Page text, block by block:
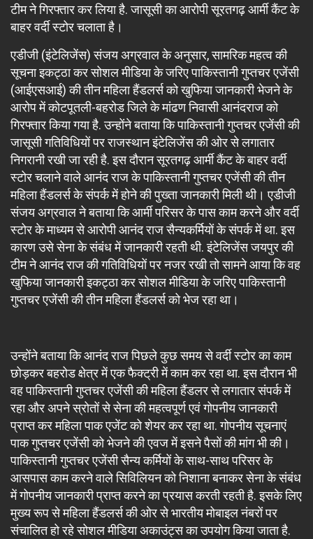
टीम ने गिरफ्तार कर लिया है. जासूसी का आरोपी सूरतगढ़ आर्मी कैंट के
बाहर वर्दी स्टोर चलाता है।
एडीजी (इंटेलिजेंस) संजय अग्रवाल के अनुसार, सामरिक महत्व की
सूचना इकट्ठा कर सोशल मीडिया के जरिए पाकिस्तानी गुप्तचर एजेंसी
(आईएसआई) की तीन महिला हैंडलर्स को खुफिया जानकारी भेजने के
आरोप में कोटपूतली-बहरोड जिले के मांढण निवासी आनंदराज को
गिरफ्तार किया गया है. उन्होंने बताया कि पाकिस्तानी गुप्तचर एजेंसी की
जासूसी गतिविधियों पर राजस्थान इंटेलिजेंस की ओर से लगातार
निगरानी रखी जा रही है. इस दौरान सूरतगढ़ आर्मी कैंट के बाहर वर्दी
स्टोर चलाने वाले आनंद राज के पाकिस्तानी गुप्तचर एजेंसी की तीन
महिला हैंडलर्स के संपर्क में होने की पुख्ता जानकारी मिली थी। एडीजी
संजय अग्रवाल ने बताया कि आर्मी परिसर के पास काम करने और वर्दी
स्टोर के माध्यम से आरोपी आनंद राज सैन्यकर्मियों के संपर्क में था. इस
कारण उसे सेना के संबंध में जानकारी रहती थी. इंटेलिजेंस जयपुर की
टीम ने आनंद राज की गतिविधियों पर नजर रखी तो सामने आया कि वह
खुफिया जानकारी इकट्ठा कर सोशल मीडिया के जरिए पाकिस्तानी
गुप्तचर एजेंसी की तीन महिला हैंडलर्स को भेज रहा था।
उन्होंने बताया कि आनंद राज पिछले कुछ समय से वर्दी स्टोर का काम
छोड़कर बहरोड क्षेत्र में एक फैक्ट्री में काम कर रहा था. इस दौरान भी
वह पाकिस्तानी गुप्तचर एजेंसी की महिला हैंडलर से लगातार संपर्क में
रहा और अपने स्रोतों से सेना की महत्वपूर्ण एवं गोपनीय जानकारी
प्राप्त कर महिला पाक एजेंट को शेयर कर रहा था. गोपनीय सूचनाएं
पाक गुप्तचर एजेंसी को भेजने की एवज में इसने पैसों की मांग भी की।
पाकिस्तानी गुप्तचर एजेंसी सैन्य कर्मियों के साथ-साथ परिसर के
आसपास काम करने वाले सिविलियन को निशाना बनाकर सेना के संबंध
में गोपनीय जानकारी प्राप्त करने का प्रयास करती रहती है. इसके लिए
मुख्य रूप से महिला हैंडलर्स की ओर से भारतीय मोबाइल नंबरों पर
संचालित हो रहे सोशल मीडिया अकाउंट्स का उपयोग किया जाता है.